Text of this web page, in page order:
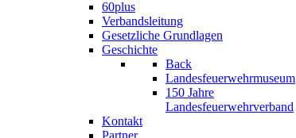
60plus
Verbandsleitung
Gesetzliche Grundlagen
Geschichte
Back
Landesfeuerwehrmuseum
150 Jahre
Landesfeuerwehrverband
Kontakt
Partner